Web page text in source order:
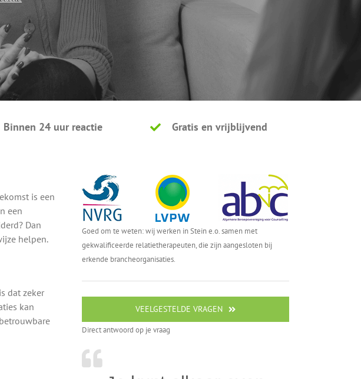
Binnen 24 uur reactie Gratis en vrijblijvend
is een
een
Dan
helpen.
dat zeker
kan
Goed om te weten: wij werken in Stein e.o. samen met
gekwalificeerde relatietherapeuten, die zijn aangesloten bij
erkende brancheorganisaties.
VEELGESTELDE VRAGEN
Direct antwoord op je vraag